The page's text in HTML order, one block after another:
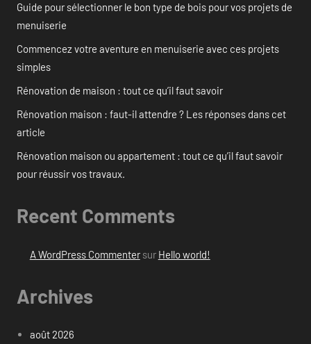
Guide pour sélectionner le bon type de bois pour vos projets de
menuiserie
Commencez votre aventure en menuiserie avec ces projets
simples
Rénovation de maison : tout ce qu’il faut savoir
Rénovation maison : faut-il attendre ? Les réponses dans cet
article
Rénovation maison ou appartement : tout ce qu’il faut savoir
pour réussir vos travaux.
Recent Comments
A WordPress Commentersur Hello world!
Archives
août 2026